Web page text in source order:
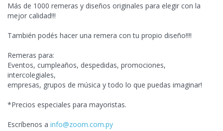
Más de 1000 remeras y diseños originales para elegir con la
mejor calidad!!!
También podés hacer una remera con tu propio diseño!!!!
Remeras para:
Eventos, cumpleaños, despedidas, promociones,
intercolegiales,
empresas, grupos de música y todo lo que puedas imaginar!
*Precios especiales para mayoristas.
Escríbenos a info@zoom.com.py